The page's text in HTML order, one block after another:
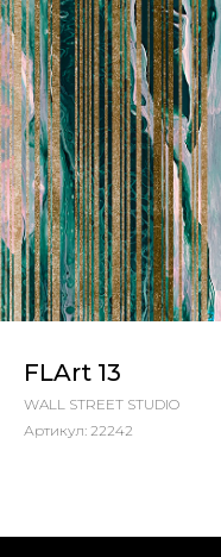
FLArt 13
WALL STREET STUDIO
Артикул: 22242